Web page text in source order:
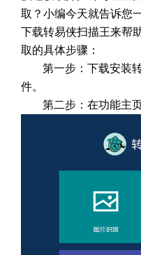
取？ 小编今天就告诉您
下载转易侠扫描王来帮
取的具体步骤：
第一步：下载安装
件。
第二步：在功能主